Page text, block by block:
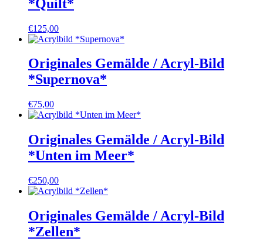
*Quilt*
€125,00
Originales Gemälde / Acryl-Bild
*Supernova*
€75,00
Originales Gemälde / Acryl-Bild
*Unten im Meer*
€250,00
Originales Gemälde / Acryl-Bild
*Zellen*